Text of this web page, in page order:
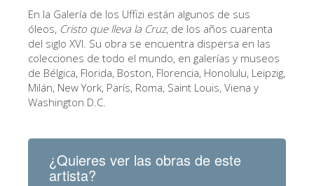
中文
DEUTSCH
FRANÇAIS
ESPAÑOL
En la Galería de los Uffizi están algunos de sus
óleos, Cristo que lleva la Cruz, de los años cuarenta
del siglo XVI. Su obra se encuentra dispersa en las
colecciones de todo el mundo, en galerías y museos
de Bélgica, Florida, Boston, Florencia, Honolulu, Leipzig,
Milán, New York, París, Roma, Saint Louis, Viena y
Washington D.C.
¿Quieres ver las obras de este
artista?